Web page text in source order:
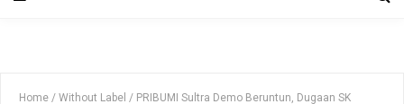
Home / Without Label / PRIBUMI Sultra Demo Beruntun, Dugaan SK